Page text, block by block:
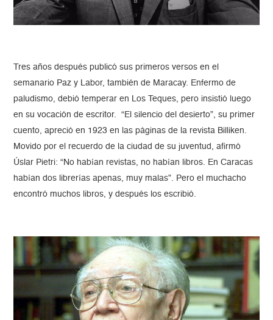
Tres años después publicó sus primeros versos en el
semanario Paz y Labor, también de Maracay. Enfermo de
paludismo, debió temperar en Los Teques, pero insistió luego
en su vocación de escritor. “El silencio del desierto”, su primer
cuento, apreció en 1923 en las páginas de la revista Billiken.
Movido por el recuerdo de la ciudad de su juventud, afirmó
Úslar Pietri: “No habían revistas, no habían libros. En Caracas
habían dos librerías apenas, muy malas”. Pero el muchacho
encontró muchos libros, y después los escribió.